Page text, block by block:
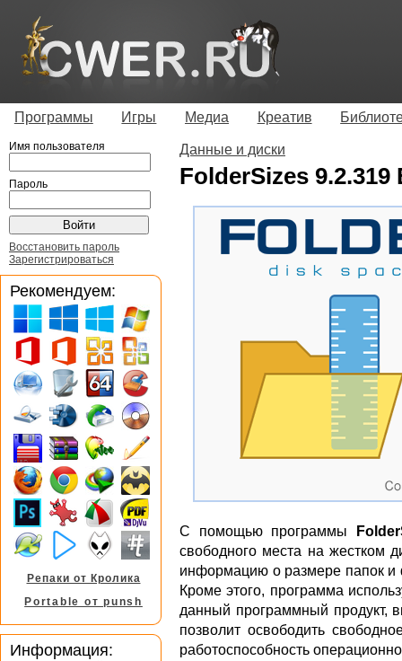
Программы Игры Медиа Креатив
Данные и диски
FolderSizes
С помощью программы
свободного места на жестком
информацию о размере папок и
Кроме этого, программа
данный программный продукт,
позволит освободить
работоспособность
Имя пользователя
Пароль
Восстановить пароль
Зарегистрироваться
Рекомендуем:
Репаки от Кролика
Portable от punsh
Информация: